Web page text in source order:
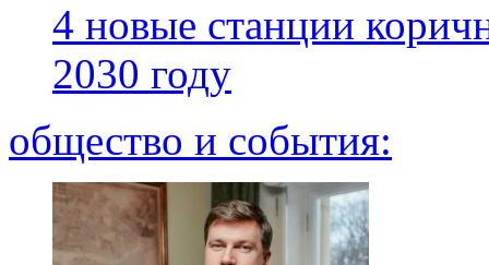
4 новые станции
2030 году
общество и события: